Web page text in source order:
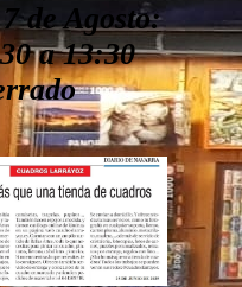
de Agosto:
a 13:30